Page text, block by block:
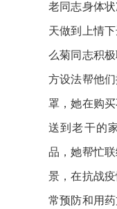
老同志身体
天做到上情
么菊同志积
方设法帮他
罩，她在购
送到老干的
品，她帮忙
景，在抗战
常预防和用